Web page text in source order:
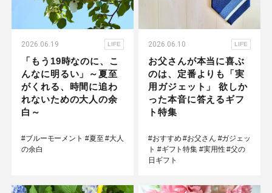
2026.06.19 LIFE
「もう19時なのに、こ
んなに明るい」～夏至
がくれる、時間に追わ
れないための大人の余
白～
#ブルーモーメント #夏至 #大人
の余白
2026.06.10 LIFE
お父さんが本当に喜ぶ
のは、定番よりも「実
用ガジェット」 欲しか
った本音に答えるギフ
ト特集
#おすすめ #お父さん #ガジェッ
ト #ギフト特集 #実用性 #父の
日ギフト